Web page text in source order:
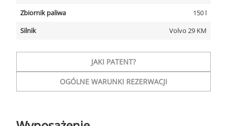
Zbiornik paliwa
150 l
Silnik
Volvo 29 KM
JAKI PATENT?
OGÓLNE WARUNKI REZERWACJI